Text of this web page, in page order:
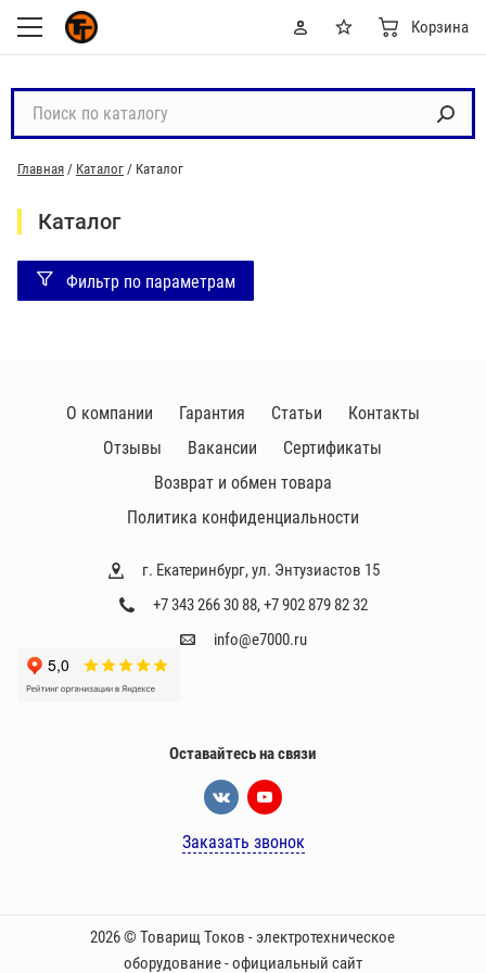
Корзина
с
к
п
о
Главная / Каталог / Каталог
Каталог
Фильтр по параметрам
г. Екатеринбург, ул. Энтузиастов 15
+7 343 266 30 88,+7 902 879 82 32
info@e7000.ru
О компании Гарантия Статьи
Контакты
Отзывы
Вакансии
Сертификаты
Возврат и обмен товара
Политика конфиденциальности
Оставайтесь на связи
Заказать звонок
2026 © Товарищ Токов - электротехническое
оборудование - официальный сайт